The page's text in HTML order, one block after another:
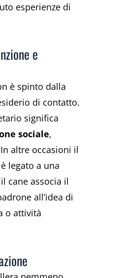
esperienze di
e
è spinto dalla
di contatto.
significa
sociale,
altre occasioni il
legato a una
cane associa il
all’idea di
o attività